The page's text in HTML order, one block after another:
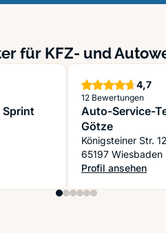
für KFZ- und
Sprint
Reifenmarkt GmbH
4,7
12 Bewertungen
Auto-Service-
Götze
Königsteiner Str. 12
65197 Wiesbaden
Profil ansehen
: Auto-Service-